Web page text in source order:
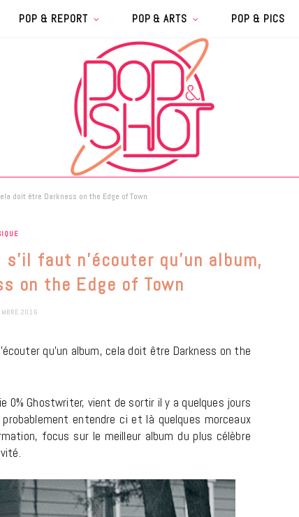
POP & REPORT POP & ARTS POP & PICS
doit être Darkness on the Edge of Town
faut n’écouter qu’un album,
on the Edge of Town
2016
qu’un album, cela doit être Darkness on the
0% Ghostwriter, vient de sortir il y a quelques jours
entendre ci et là quelques morceaux
focus sur le meilleur album du plus célèbre